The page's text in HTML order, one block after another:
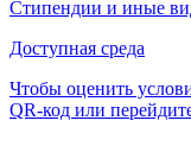
Стипендии и иные
Доступная среда
Чтобы оценить
QR-код или